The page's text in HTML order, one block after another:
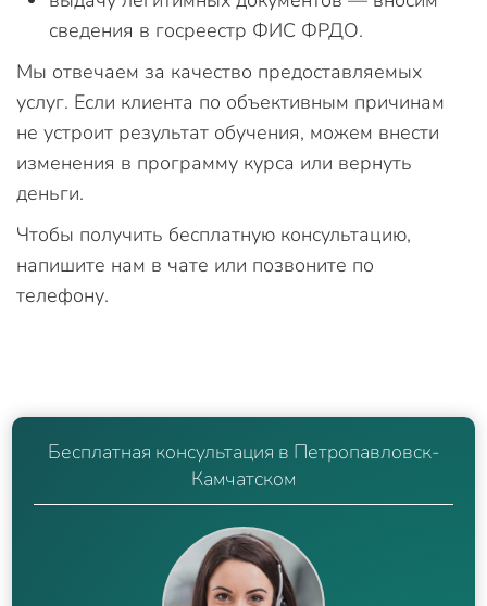
сведения в госреестр ФИС ФРДО.
Мы отвечаем за качество предоставляемых
услуг. Если клиента по объективным причинам
не устроит результат обучения, можем внести
изменения в программу курса или вернуть
деньги.
Чтобы получить бесплатную консультацию,
напишите нам в чате или позвоните по
телефону.
Бесплатная консультация в Петропавловск-
Камчатском